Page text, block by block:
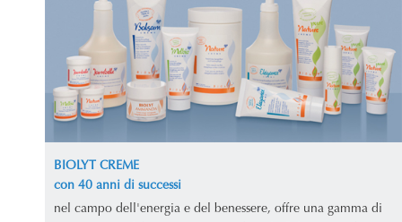
BIOLYT CREME
con 40 anni di successi
nel campo dell'energia e del benessere, offre una gamma di